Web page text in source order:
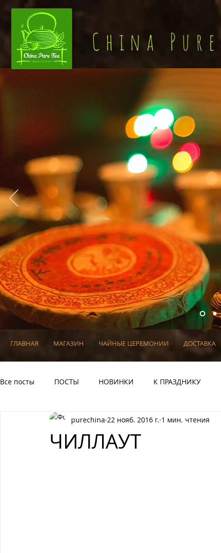
ГЛАВНАЯ МАГАЗИН ЧАЙНЫЕ ЦЕРЕМОНИИ ДОСТАВКА
China
Все посты ПОСТЫ НОВИНКИ К ПРАЗДНИКУ
К ПРАЗДНИКУ ПРОМО ЦЕРЕМОНИИ
ЧИЛЛАУТ
purechina 22 нояб. 2016 г. 1 мин. чтения